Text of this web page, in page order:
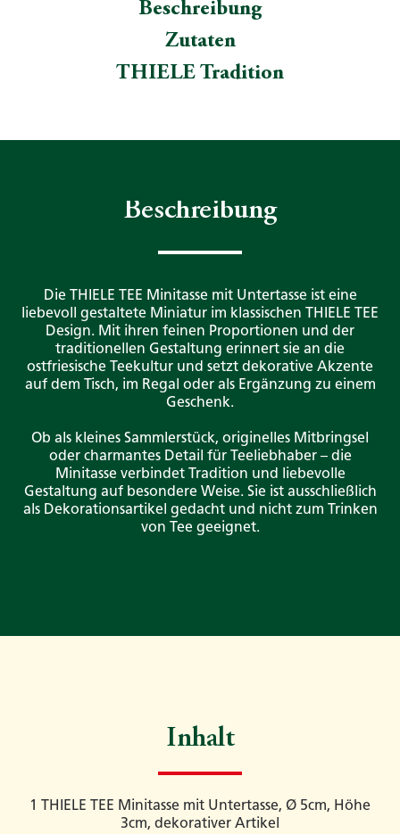
Beschreibung
Zutaten
THIELE Tradition
Beschreibung
Die THIELE TEE Minitasse mit Untertasse ist eine
liebevoll gestaltete Miniatur im klassischen THIELE TEE
Design. Mit ihren feinen Proportionen und der
traditionellen Gestaltung erinnert sie an die
ostfriesische Teekultur und setzt dekorative Akzente
auf dem Tisch, im Regal oder als Ergänzung zu einem
Geschenk.
Ob als kleines Sammlerstück, originelles Mitbringsel
oder charmantes Detail für Teeliebhaber – die
Minitasse verbindet Tradition und liebevolle
Gestaltung auf besondere Weise. Sie ist ausschließlich
als Dekorationsartikel gedacht und nicht zum Trinken
von Tee geeignet.
Inhalt
1 THIELE TEE Minitasse mit Untertasse, Ø 5cm, Höhe
3cm, dekorativer Artikel